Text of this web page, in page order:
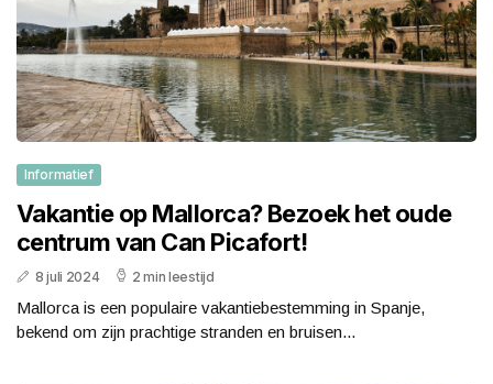
Informatief
Vakantie op Mallorca? Bezoek het oude
centrum van Can Picafort!
8 juli 2024 2 min leestijd
Mallorca is een populaire vakantiebestemming in Spanje,
bekend om zijn prachtige stranden en bruisen...